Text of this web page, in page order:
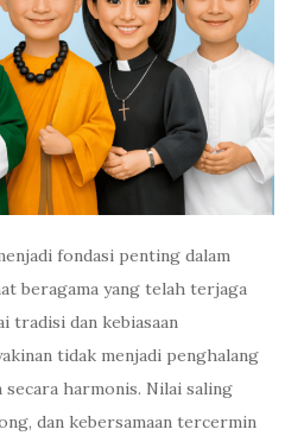
fondasi penting dalam
beragama yang telah terjaga
tradisi dan kebiasaan
tidak menjadi penghalang
harmonis. Nilai saling
dan kebersamaan tercermin